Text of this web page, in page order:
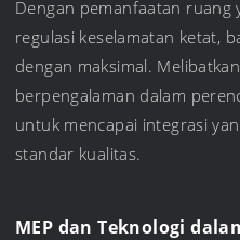
Dengan pemanfaatan ruang
regulasi keselamatan ketat,
dengan maksimal.
berpengalaman dalam
untuk mencapai integrasi
standar kualitas.
MEP dan Teknologi